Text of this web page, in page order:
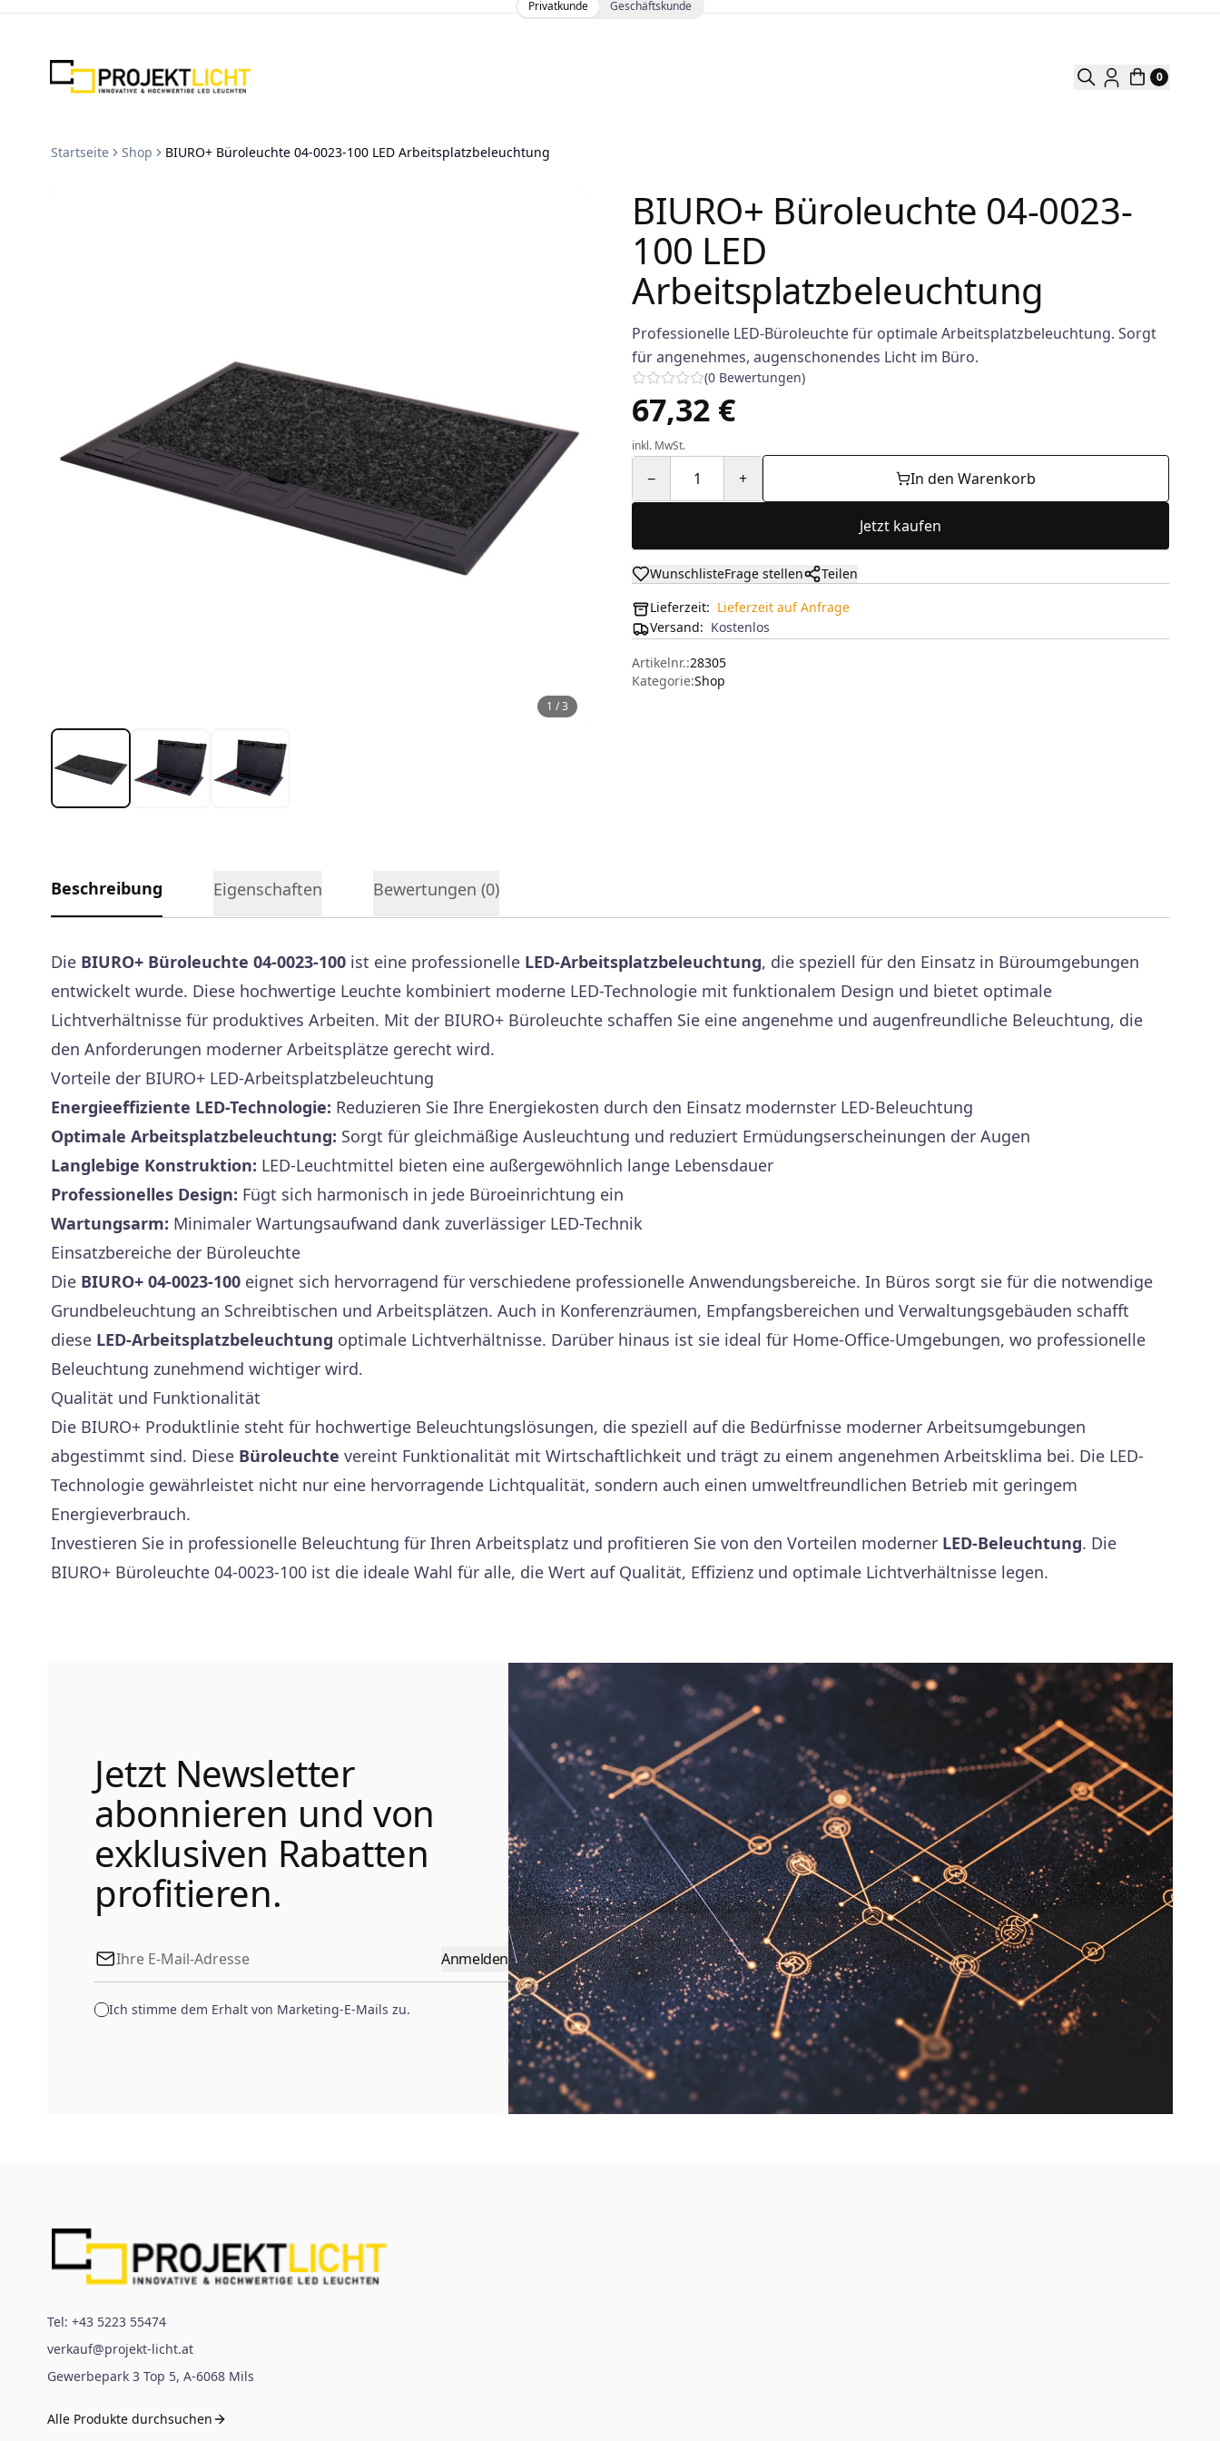
Zum Inhalt springen Privatkunde Geschäftskunde
0
Startseite Shop BIURO+ Büroleuchte 04-0023-100 LED Arbeitsplatzbeleuchtung
1 /3
BIURO+ Büroleuchte 04-0023-
100 LED
Arbeitsplatzbeleuchtung
Professionelle LED-Büroleuchte für optimale Arbeitsplatzbeleuchtung. Sorgt
für angenehmes, augenschonendes Licht im Büro.
(0 Bewertungen)
67,32 €
inkl. MwSt.
− 1 + In den Warenkorb
Jetzt kaufen
WunschlisteFrage stellen
Teilen
Lieferzeit: Lieferzeit auf Anfrage
Versand: Kostenlos
Artikelnr.:28305
Kategorie:Shop
Beschreibung Eigenschaften Bewertungen (0)
Die BIURO+ Büroleuchte 04-0023-100 ist eine professionelle LED-Arbeitsplatzbeleuchtung, die speziell für den Einsatz in Büroumgebungen
entwickelt wurde. Diese hochwertige Leuchte kombiniert moderne LED-Technologie mit funktionalem Design und bietet optimale
Lichtverhältnisse für produktives Arbeiten. Mit der BIURO+ Büroleuchte schaffen Sie eine angenehme und augenfreundliche Beleuchtung, die
den Anforderungen moderner Arbeitsplätze gerecht wird.
Vorteile der BIURO+ LED-Arbeitsplatzbeleuchtung
Energieeffiziente LED-Technologie: Reduzieren Sie Ihre Energiekosten durch den Einsatz modernster LED-Beleuchtung
Optimale Arbeitsplatzbeleuchtung: Sorgt für gleichmäßige Ausleuchtung und reduziert Ermüdungserscheinungen der Augen
Langlebige Konstruktion: LED-Leuchtmittel bieten eine außergewöhnlich lange Lebensdauer
Professionelles Design: Fügt sich harmonisch in jede Büroeinrichtung ein
Wartungsarm: Minimaler Wartungsaufwand dank zuverlässiger LED-Technik
Einsatzbereiche der Büroleuchte
Die BIURO+ 04-0023-100 eignet sich hervorragend für verschiedene professionelle Anwendungsbereiche. In Büros sorgt sie für die notwendige
Grundbeleuchtung an Schreibtischen und Arbeitsplätzen. Auch in Konferenzräumen, Empfangsbereichen und Verwaltungsgebäuden schafft
diese LED-Arbeitsplatzbeleuchtung optimale Lichtverhältnisse. Darüber hinaus ist sie ideal für Home-Office-Umgebungen, wo professionelle
Beleuchtung zunehmend wichtiger wird.
Qualität und Funktionalität
Die BIURO+ Produktlinie steht für hochwertige Beleuchtungslösungen, die speziell auf die Bedürfnisse moderner Arbeitsumgebungen
abgestimmt sind. Diese Büroleuchte vereint Funktionalität mit Wirtschaftlichkeit und trägt zu einem angenehmen Arbeitsklima bei. Die LED-
Technologie gewährleistet nicht nur eine hervorragende Lichtqualität, sondern auch einen umweltfreundlichen Betrieb mit geringem
Energieverbrauch.
Investieren Sie in professionelle Beleuchtung für Ihren Arbeitsplatz und profitieren Sie von den Vorteilen moderner LED-Beleuchtung. Die
BIURO+ Büroleuchte 04-0023-100 ist die ideale Wahl für alle, die Wert auf Qualität, Effizienz und optimale Lichtverhältnisse legen.
Jetzt Newsletter
abonnieren und von
exklusiven Rabatten
profitieren.
Anmelden
Ich stimme dem Erhalt von Marketing-E-Mails zu.
Tel: +43 5223 55474
verkauf@projekt-licht.at
Gewerbepark 3 Top 5, A-6068 Mils
Alle Produkte durchsuchen